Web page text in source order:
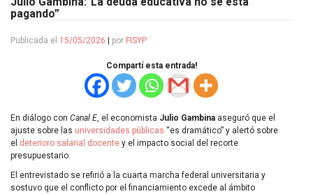
pagando”
Publicada el 15/05/2026 | por FISYP
Compartí esta entrada!
En diálogo con Canal E , el economista Julio Gambina aseguró que el
ajuste sobre las universidades públicas “es dramático” y alertó sobre
el deterioro salarial docente y el impacto social del recorte
presupuestario.
El entrevistado se refirió a la cuarta marcha federal universitaria y
sostuvo que el conflicto por el financiamiento excede al ámbito